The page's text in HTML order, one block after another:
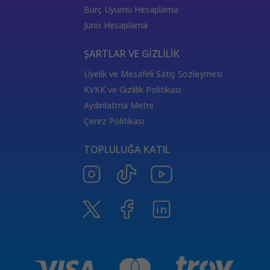
burçların elementleri
değişken
yükselen burçların özellikleri
Satürn Balık burcunda
ThetaHealing seansı
Tarot Destesi
Venüs burcu
Satürn burcu
Aşıklar Tarot Kartı
Güneş Tarot Sağlık Anlamı
Merkür Oğlak burcunda
Ay Tarot Sağlık Anlamı
Değnek Üçlüsü Anlamı
Denge kartı anlamı
tarotta değnek ikilisi sağlık anlamı
Burç Uyumu Hesaplama
Juno Hesaplama
ŞARTLAR VE GİZLİLİK
Üyelik ve Mesafeli Satış Sözleşmesi
KVKK ve Gizlilik Politikası
Aydınlatma Metni
Çerez Politikası
TOPLULUĞA KATIL